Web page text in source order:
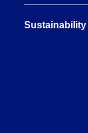
Sustainability